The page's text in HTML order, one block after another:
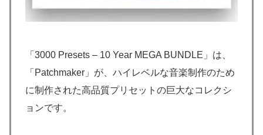
「3000 Presets – 10 Year MEGA BUNDLE」は、
「Patchmaker」が、ハイレベルな音楽制作のため
に制作された高品質プリセットの巨大なコレクシ
ョンです。